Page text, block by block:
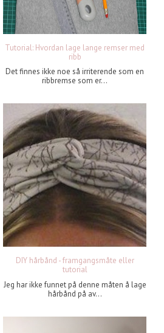
Tutorial: Hvordan lage lange remser med
ribb
Det finnes ikke noe så irriterende som en
ribbremse som er...
DIY hårbånd - framgangsmåte eller
tutorial
Jeg har ikke funnet på denne måten å lage
hårbånd på av...